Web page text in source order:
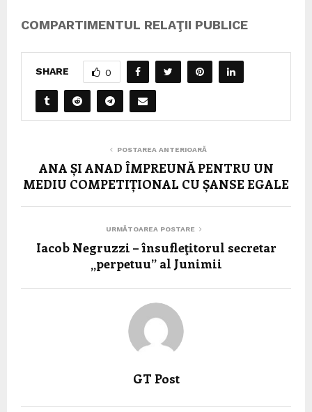
COMPARTIMENTUL RELAŢII PUBLICE
SHARE 0
POSTAREA ANTERIOARĂ
ANA ȘI ANAD ÎMPREUNĂ PENTRU UN
MEDIU COMPETIȚIONAL CU ȘANSE EGALE
URMĂTOAREA POSTARE
Iacob Negruzzi – însufleţitorul secretar
„perpetuu” al Junimii
GT Post